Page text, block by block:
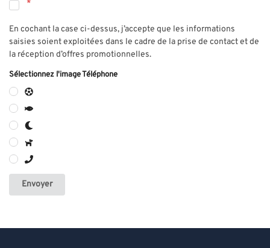
En cochant la case ci-dessus, j’accepte que les informations
saisies soient exploitées dans le cadre de la prise de contact et de
la réception d’offres promotionnelles.
Sélectionnez l'image Téléphone
Envoyer